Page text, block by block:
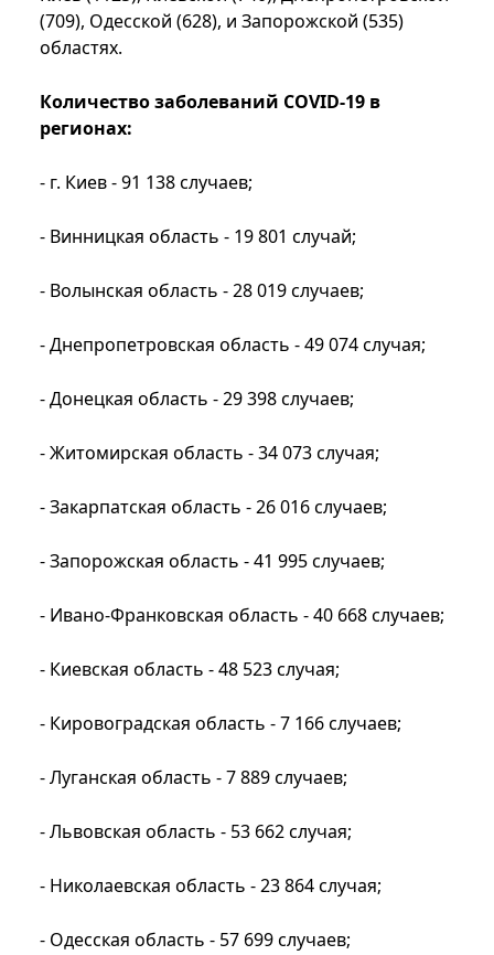
(709), Одесской (628), и Запорожской (535)
областях.
Количество заболеваний COVID-19 в
регионах:
- г. Киев - 91 138 случаев;
- Винницкая область - 19 801 случай;
- Волынская область - 28 019 случаев;
- Днепропетровская область - 49 074 случая;
- Донецкая область - 29 398 случаев;
- Житомирская область - 34 073 случая;
- Закарпатская область - 26 016 случаев;
- Запорожская область - 41 995 случаев;
- Ивано-Франковская область - 40 668 случаев;
- Киевская область - 48 523 случая;
- Кировоградская область - 7 166 случаев;
- Луганская область - 7 889 случаев;
- Львовская область - 53 662 случая;
- Николаевская область - 23 864 случая;
- Одесская область - 57 699 случаев;